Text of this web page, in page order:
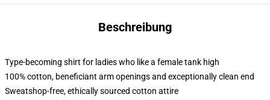
Beschreibung
Type-becoming shirt for ladies who like a female tank high
100% cotton, beneficiant arm openings and exceptionally clean end
Sweatshop-free, ethically sourced cotton attire